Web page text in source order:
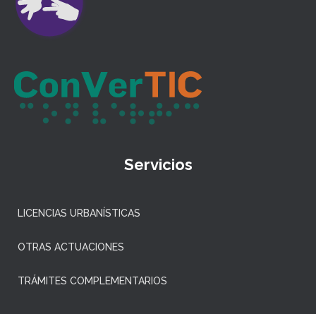
Servicios
LICENCIAS URBANÍSTICAS
OTRAS ACTUACIONES
TRÁMITES COMPLEMENTARIOS